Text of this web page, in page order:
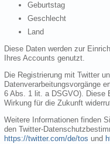
Geburtstag
Geschlecht
Land
Diese Daten werden zur
Ihres Accounts genutzt.
Die Registrierung mit Twitter
Datenverarbeitungsvorgänge
6 Abs. 1 lit. a DSGVO). Diese
Wirkung für die Zukunft
Weitere Informationen finden
den Twitter-
https://twitter.com/de/tos und